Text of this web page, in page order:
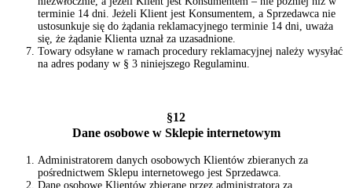
terminie 14 dni. Jeżeli Klient jest Konsumentem, a Sprzedawca nie
ustosunkuje się do żądania reklamacyjnego terminie 14 dni, uważa
się, że żądanie Klienta uznał za uzasadnione.
Towary odsyłane w ramach procedury reklamacyjnej należy wysyłać
na adres podany w § 3 niniejszego Regulaminu.
§12
Dane osobowe w Sklepie internetowym
Administratorem danych osobowych Klientów zbieranych za
pośrednictwem Sklepu internetowego jest Sprzedawca.
Dane osobowe Klientów zbierane przez administratora za